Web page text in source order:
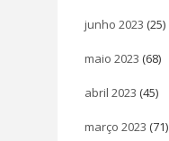
junho 2023 (25)
maio 2023 (68)
abril 2023 (45)
março 2023 (71)